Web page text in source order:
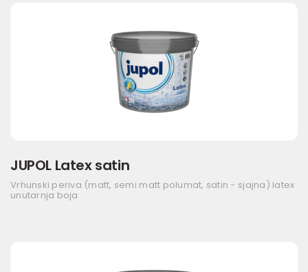
JUPOL Latex satin
Vrhunski periva (matt, semi matt polumat, satin - sjajna) latex
unutarnja boja